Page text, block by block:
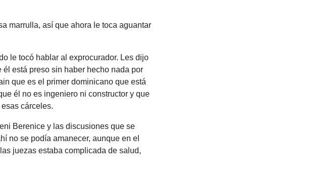
marrulla, así que ahora le toca aguantar
le tocó hablar al exprocurador. Les dijo
está preso sin haber hecho nada por
que es el primer dominicano que está
él no es ingeniero ni constructor y que
cárceles.
Berenice y las discusiones que se
no se podía amanecer, aunque en el
juezas estaba complicada de salud,